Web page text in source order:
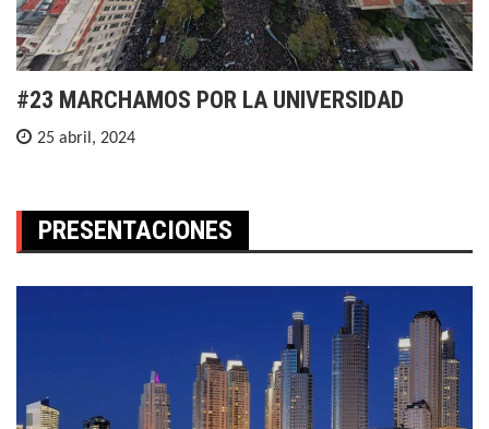
#23 MARCHAMOS POR LA UNIVERSIDAD
25 abril, 2024
PRESENTACIONES